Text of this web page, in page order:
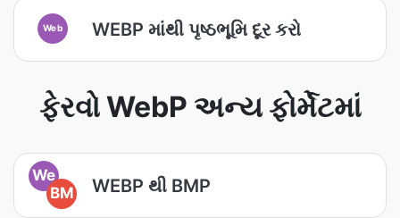
Web WEBP માંથી પૃષ્ઠભૂમિ દૂર કરો
ફેરવો WebP અન્ય ફોર્મેટમાં
We
BM
WEBP થી BMP